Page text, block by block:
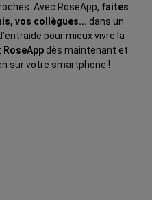
Avec RoseApp, faites
vos collègues... dans un
pour mieux vivre la
RoseApp dès maintenant et
sur votre smartphone !